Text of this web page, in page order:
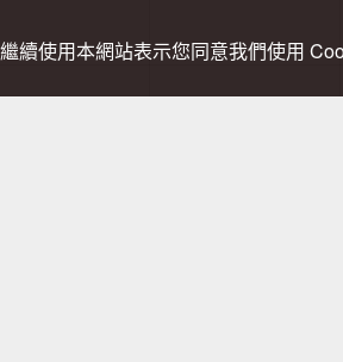
使用本網站表示您同意我們使用